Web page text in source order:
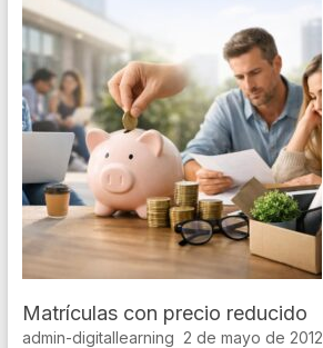
Matrículas con precio reducido
admin-digitallearning 2 de mayo de 2012